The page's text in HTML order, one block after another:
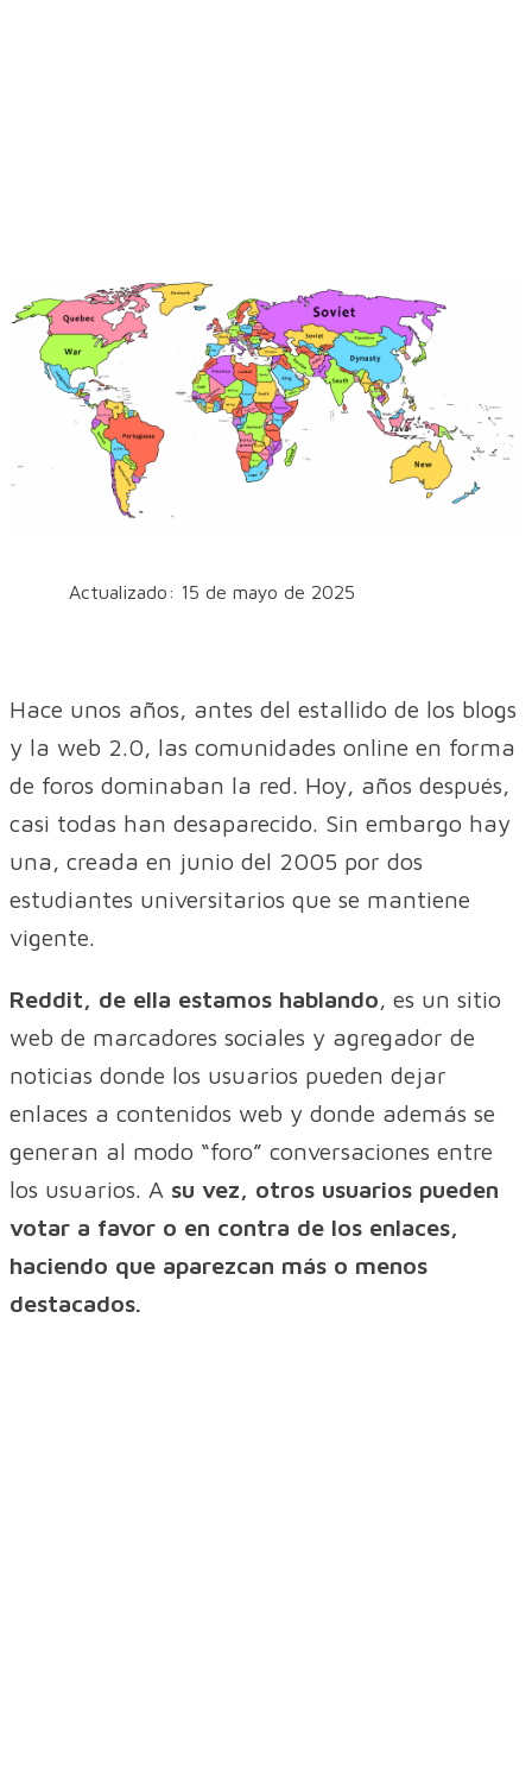
Actualizado: 15 de mayo de 2025
Hace unos años, antes del estallido de los blogs
y la web 2.0, las comunidades online en forma
de foros dominaban la red. Hoy, años después,
casi todas han desaparecido. Sin embargo hay
una, creada en junio del 2005 por dos
estudiantes universitarios que se mantiene
vigente.
Reddit, de ella estamos hablando, es un sitio
web de marcadores sociales y agregador de
noticias donde los usuarios pueden dejar
enlaces a contenidos web y donde además se
generan al modo “foro” conversaciones entre
los usuarios. A su vez, otros usuarios pueden
votar a favor o en contra de los enlaces,
haciendo que aparezcan más o menos
destacados.